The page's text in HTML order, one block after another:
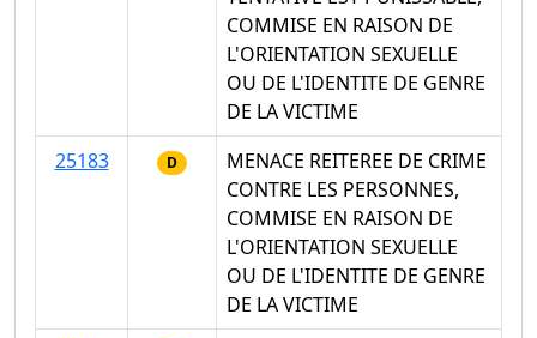
COMMISE EN RAISON DE
L'ORIENTATION SEXUELLE
OU DE L'IDENTITE DE GENRE
DE LA VICTIME
25183
D
MENACE REITEREE DE CRIME
CONTRE LES PERSONNES,
COMMISE EN RAISON DE
L'ORIENTATION SEXUELLE
OU DE L'IDENTITE DE GENRE
DE LA VICTIME